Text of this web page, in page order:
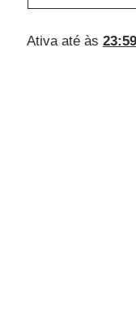
Ativa até às